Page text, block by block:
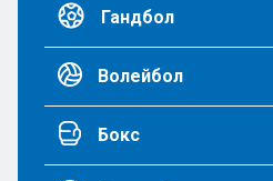
Гандбол
Волейбол
Бокс